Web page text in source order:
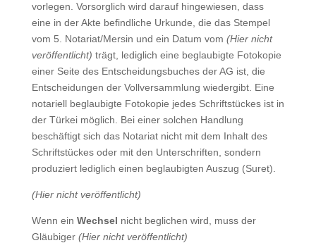
vorlegen. Vorsorglich wird darauf hingewiesen, dass
eine in der Akte befindliche Urkunde, die das Stempel
vom 5. Notariat/Mersin und ein Datum vom (Hier nicht
veröffentlicht) trägt, lediglich eine beglaubigte Fotokopie
einer Seite des Entscheidungsbuches der AG ist, die
Entscheidungen der Vollversammlung wiedergibt. Eine
notariell beglaubigte Fotokopie jedes Schriftstückes ist in
der Türkei möglich. Bei einer solchen Handlung
beschäftigt sich das Notariat nicht mit dem Inhalt des
Schriftstückes oder mit den Unterschriften, sondern
produziert lediglich einen beglaubigten Auszug (Suret).
(Hier nicht veröffentlicht)
Wenn ein Wechsel nicht beglichen wird, muss der
Gläubiger (Hier nicht veröffentlicht)